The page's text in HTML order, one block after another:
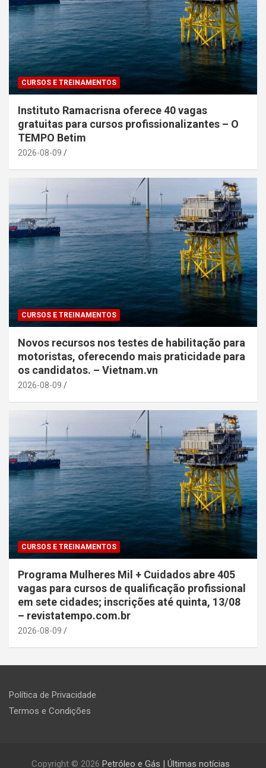
CURSOS E TREINAMENTOS
Instituto Ramacrisna oferece 40 vagas
gratuitas para cursos profissionalizantes – O
TEMPO Betim
2026-08-09
CURSOS E TREINAMENTOS
Novos recursos nos testes de habilitação para
motoristas, oferecendo mais praticidade para
os candidatos. – Vietnam.vn
2026-08-09
CURSOS E TREINAMENTOS
Programa Mulheres Mil + Cuidados abre 405
vagas para cursos de qualificação profissional
em sete cidades; inscrições até quinta, 13/08
– revistatempo.com.br
2026-08-09
Política de Privacidade
Termos e Condições
Copyright © 2026 Petróleo e Gás | Últimas notícias